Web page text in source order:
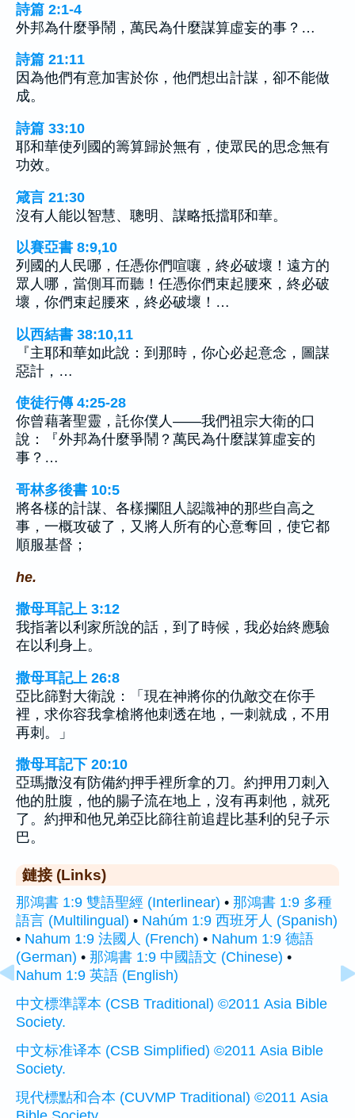
詩篇 2:1-4
外邦為什麼爭鬧，萬民為什麼謀算虛妄的事？…
詩篇 21:11
因為他們有意加害於你，他們想出計謀，卻不能做
成。
詩篇 33:10
耶和華使列國的籌算歸於無有，使眾民的思念無有
功效。
箴言 21:30
沒有人能以智慧、聰明、謀略抵擋耶和華。
以賽亞書 8:9,10
列國的人民哪，任憑你們喧嚷，終必破壞！遠方的
眾人哪，當側耳而聽！任憑你們束起腰來，終必破
壞，你們束起腰來，終必破壞！…
以西結書 38:10,11
『主耶和華如此說：到那時，你心必起意念，圖謀
惡計，…
使徒行傳 4:25-28
你曾藉著聖靈，託你僕人——我們祖宗大衛的口
說：『外邦為什麼爭鬧？萬民為什麼謀算虛妄的
事？…
哥林多後書 10:5
將各樣的計謀、各樣攔阻人認識神的那些自高之
事，一概攻破了，又將人所有的心意奪回，使它都
順服基督；
he.
撒母耳記上 3:12
我指著以利家所說的話，到了時候，我必始終應驗
在以利身上。
撒母耳記上 26:8
亞比篩對大衛說：「現在神將你的仇敵交在你手
裡，求你容我拿槍將他刺透在地，一刺就成，不用
再刺。」
撒母耳記下 20:10
亞瑪撒沒有防備約押手裡所拿的刀。約押用刀刺入
他的肚腹，他的腸子流在地上，沒有再刺他，就死
了。約押和他兄弟亞比篩往前追趕比基利的兒子示
巴。
鏈接 (Links)
那鴻書 1:9 雙語聖經 (Interlinear) • 那鴻書 1:9 多種
語言 (Multilingual) • Nahúm 1:9 西班牙人 (Spanish)
• Nahum 1:9 法國人 (French) • Nahum 1:9 德語
(German) • 那鴻書 1:9 中國語文 (Chinese) •
Nahum 1:9 英語 (English)
中文標準譯本 (CSB Traditional) ©2011 Asia Bible
Society.
中文标准译本 (CSB Simplified) ©2011 Asia Bible
Society.
現代標點和合本 (CUVMP Traditional) ©2011 Asia